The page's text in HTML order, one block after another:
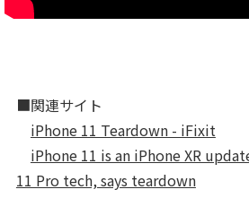
■関連サイト
iPhone 11 Teardown - iFixit
iPhone 11 is an iPhone XR
11 Pro tech, says teardown